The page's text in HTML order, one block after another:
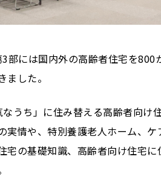
部には国内外の高齢者住宅を
した。
うち」に住み替える高齢者向け
実情や、特別養護老人ホーム、
宅の基礎知識、高齢者向け住宅